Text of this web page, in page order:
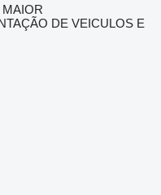
MAIOR
DE VEICULOS E